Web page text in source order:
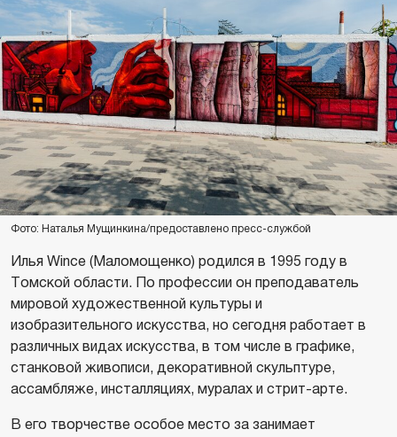
Фото: Наталья Мущинкина/предоставлено пресс-службой
Илья Wince (Маломощенко) родился в 1995 году в
Томской области. По профессии он преподаватель
мировой художественной культуры и
изобразительного искусства, но сегодня работает в
различных видах искусства, в том числе в графике,
станковой живописи, декоративной скульптуре,
ассамбляже, инсталляциях, муралах и стрит-арте.
В его творчестве особое место за занимает